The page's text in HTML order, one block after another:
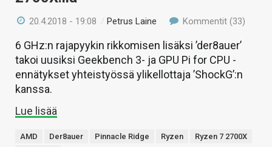
20.4.2018 - 19:08 /Petrus Laine Kommentit (33)
6 GHz:n rajapyykin rikkomisen lisäksi ’der8auer’
takoi uusiksi Geekbench 3- ja GPU Pi for CPU -
ennätykset yhteistyössä ylikellottaja ’ShockG’:n
kanssa.
Lue lisää
AMD Der8auer Pinnacle Ridge Ryzen
Ryzen 7 2700X